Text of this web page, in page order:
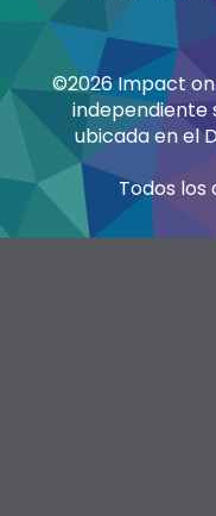
©2026 Impact
independiente
ubicada en el
Todos los